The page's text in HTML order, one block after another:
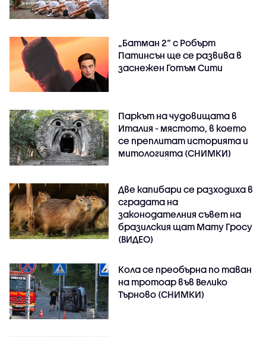
„Батман 2“ с Робърт
Патинсън ще се развива в
заснежен Готъм Сити
Паркът на чудовищата в
Италия - мястото, в което
се преплитат историята и
митологията (СНИМКИ)
Две капибари се разходиха в
сградата на
законодателния съвет на
бразилския щат Мату Гросу
(ВИДЕО)
Кола се преобърна по таван
на тротоар във Велико
Търново (СНИМКИ)